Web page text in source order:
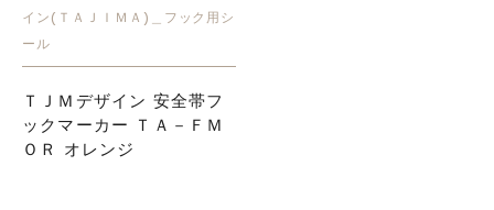
イン(ＴＡＪＩＭＡ)＿フック用シ
ール
ＴＪＭデザイン 安全帯フ
ックマーカー ＴＡ－ＦＭ
ＯＲ オレンジ